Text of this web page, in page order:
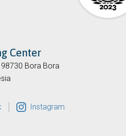
Center
Bora Bora
Instagram